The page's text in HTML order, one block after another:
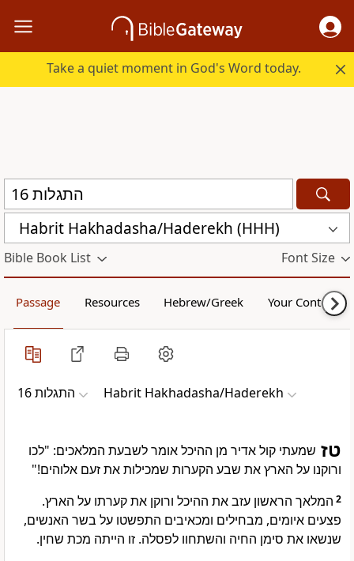
Take a quiet moment in God's Word today.
Habrit Hakhadasha/Haderekh (HHH)
Bible Book List Font Size
Passage Resources Hebrew/Greek Your Content
התגלות 16 Habrit Hakhadasha/Haderekh
טז שמעתי קול אדיר מן ההיכל אומר לשבעת המלאכים: "לכו
ורוקנו על הארץ את שבע הקערות שמכילות את זעם אלוהים!"
2 המלאך הראשון עזב את ההיכל ורוקן את קערתו על הארץ.
פצעים איומים, מבחילים ומכאיבים התפשטו על בשר האנשים,
שנשאו את סימן החיה והשתחוו לפסלה. זו הייתה מכת שחין.